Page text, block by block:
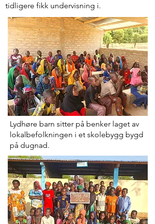
tidligere fikk undervisning i.
Lydhøre barn sitter på benker laget av
lokalbefolkningen i et skolebygg bygd
på dugnad.